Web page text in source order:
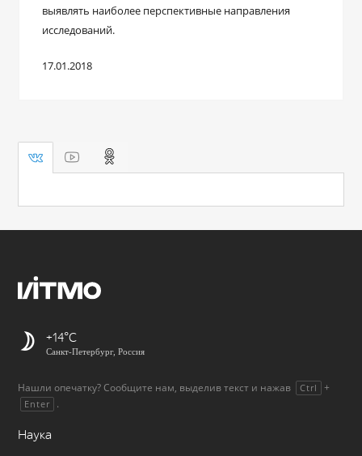
выявлять наиболее перспективные направления
исследований.
17.01.2018
+14
Санкт-Петербург, Россия
Нашли опечатку? Сообщите нам, выделив текст и нажав Ctrl +
Enter .
Наука